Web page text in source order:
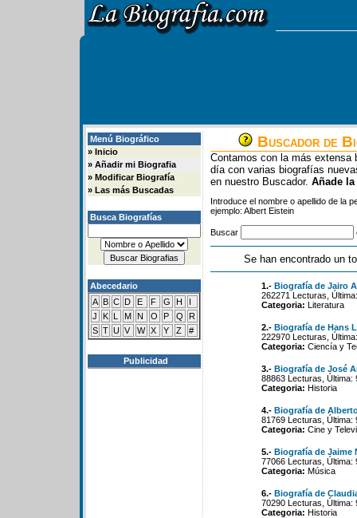
Menú Biográfico
» Inicio
» Añadir mi Biografia
» Modificar Biografía
» Las más Buscadas
Busca Biografías
Abecedario
A B C D E F G H
I
J
K L M N O P Q
R
S T U V W X Y Z #
Publicidad
Buscador de
Contamos con la más extensa
día con varias biografías
en nuestro Buscador. Añade
Introduce el nombre o apellido de la
ejemplo: Albert Eistein
Buscar
Se han encontrado un
1.- Biografía de Jairo
262271 Lecturas,
Categoria: Literatura
2.- Biografía de Hans
222970 Lecturas,
Categoria: Ciencía y
3.- Biografía de José
88863 Lecturas, Última:
Categoria: Historia
4.- Biografía de
81769 Lecturas, Última:
Categoria: Cine y
5.- Biografía de Jaime
77066 Lecturas, Última:
Categoria: Música
6.- Biografía de
70290 Lecturas, Última:
Categoria: Historia